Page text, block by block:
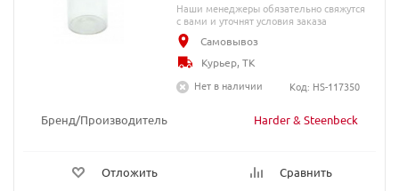
Бренд/Производитель Harder & Steenbeck
Отложить Сравнить
Наши менеджеры обязательно свяжутся
с вами и уточнят условия заказа
Самовывоз
Курьер, ТК
Нет в наличии
Код: HS-117350